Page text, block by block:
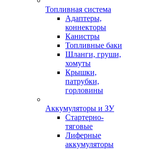
Топливная система
Адаптеры,
коннекторы
Канистры
Топливные баки
Шланги, груши,
хомуты
Крышки,
патрубки,
горловины
Аккумуляторы и ЗУ
Стартерно-
тяговые
Лиферные
аккумуляторы